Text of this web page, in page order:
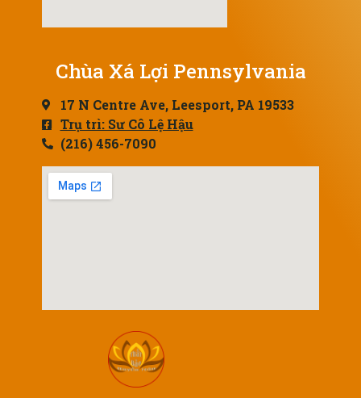
Chùa Xá Lợi Pennsylvania
17 N Centre Ave, Leesport, PA 19533
Trụ trì: Sư Cô Lệ Hậu
(216) 456-7090